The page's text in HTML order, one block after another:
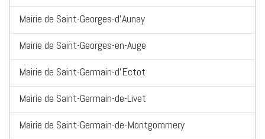
Mairie de Saint-Georges-d'Aunay
Mairie de Saint-Georges-en-Auge
Mairie de Saint-Germain-d'Ectot
Mairie de Saint-Germain-de-Livet
Mairie de Saint-Germain-de-Montgommery